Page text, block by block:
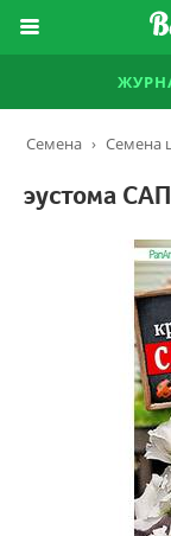
Семена › Семена
эустома